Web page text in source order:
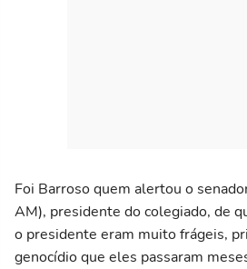
Foi Barroso quem alertou o
AM), presidente do colegiado, de
o presidente eram muito frágeis,
genocídio que eles passaram